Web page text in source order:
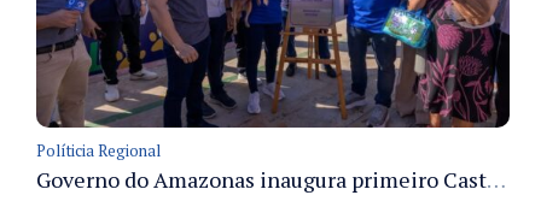
Políticia Regional
Governo do Amazonas inaugura primeiro Castramóvel Fluvial para atendimento veterinário às comunidades ribeirinhas e castração gratuita